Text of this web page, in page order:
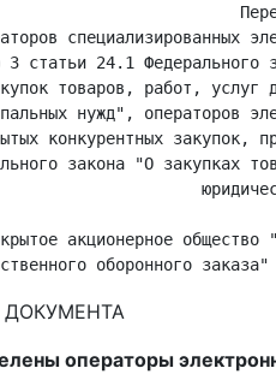
специализированных
3 статьи 24.1 Федерального
товаров, работ, услуг
нужд", операторов
конкурентных закупок,
закона "О закупках
акционерное общество
ДОКУМЕНТА
операторы